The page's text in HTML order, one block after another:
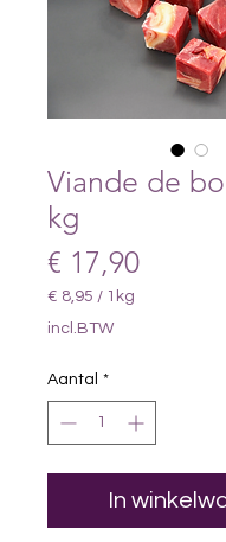
Viande de
kg
€ 17,90Prijs
€ 8,95 / 1kg
€ 8,95
Kilogram
incl.BTW
Aantal *
In